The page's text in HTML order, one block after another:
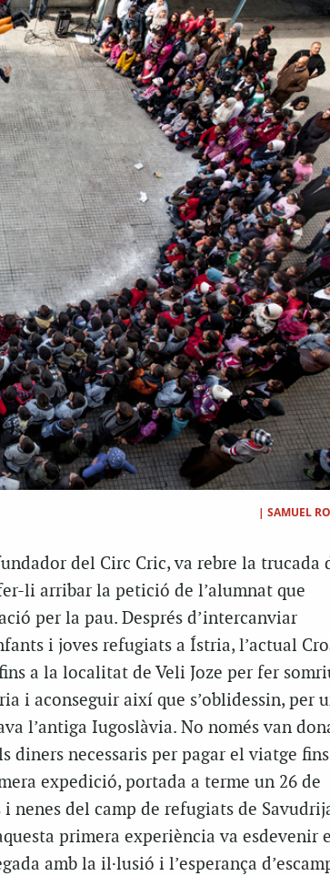
| SAMUEL
del Circ Cric, va rebre la trucada
li arribar la petició de l’alumnat que
per la pau. Després d’intercanviar
i joves refugiats a Ístria, l’actual
a la localitat de Veli Joze per fer
i aconseguir així que s’oblidessin, per
l’antiga Iugoslàvia. No només van
diners necessaris per pagar el viatge
expedició, portada a terme un 26 de
nenes del camp de refugiats de
primera experiència va esdevenir
amb la il·lusió i l’esperança